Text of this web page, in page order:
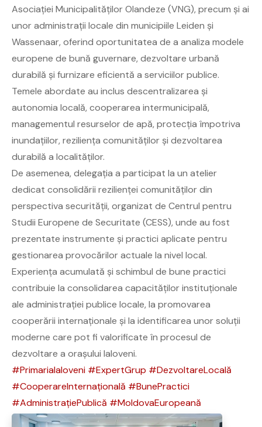
Asociației Municipalităților Olandeze (VNG), precum și ai
unor administrații locale din municipiile Leiden și
Wassenaar, oferind oportunitatea de a analiza modele
europene de bună guvernare, dezvoltare urbană
durabilă și furnizare eficientă a serviciilor publice.
Temele abordate au inclus descentralizarea și
autonomia locală, cooperarea intermunicipală,
managementul resurselor de apă, protecția împotriva
inundațiilor, reziliența comunităților și dezvoltarea
durabilă a localităților.
De asemenea, delegația a participat la un atelier
dedicat consolidării rezilienței comunităților din
perspectiva securității, organizat de Centrul pentru
Studii Europene de Securitate (CESS), unde au fost
prezentate instrumente și practici aplicate pentru
gestionarea provocărilor actuale la nivel local.
Experiența acumulată și schimbul de bune practici
contribuie la consolidarea capacităților instituționale
ale administrației publice locale, la promovarea
cooperării internaționale și la identificarea unor soluții
moderne care pot fi valorificate în procesul de
dezvoltare a orașului Ialoveni.
#PrimariaIaloveni #ExpertGrup #DezvoltareLocală
#CooperareInternațională #BunePractici
#AdministrațiePublică #MoldovaEuropeană